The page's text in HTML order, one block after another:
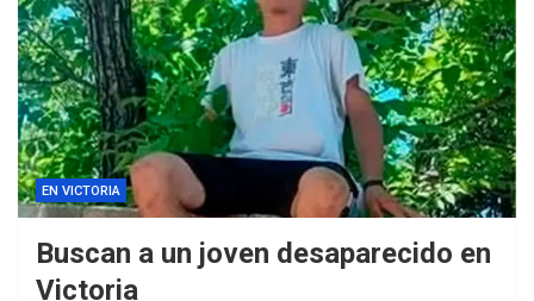
EN VICTORIA
Buscan a un joven desaparecido en
Victoria